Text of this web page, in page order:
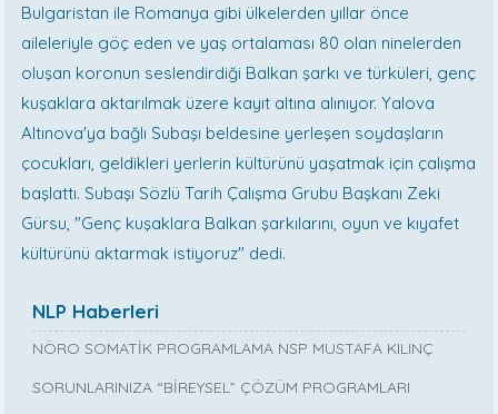
Bulgaristan ile Romanya gibi ülkelerden yıllar önce
aileleriyle göç eden ve yaş ortalaması 80 olan ninelerden
oluşan koronun seslendirdiği Balkan şarkı ve türküleri, genç
kuşaklara aktarılmak üzere kayıt altına alınıyor. Yalova
Altınova'ya bağlı Subaşı beldesine yerleşen soydaşların
çocukları, geldikleri yerlerin kültürünü yaşatmak için çalışma
başlattı. Subaşı Sözlü Tarih Çalışma Grubu Başkanı Zeki
Gürsu, "Genç kuşaklara Balkan şarkılarını, oyun ve kıyafet
kültürünü aktarmak istiyoruz" dedi.
NLP Haberleri
NÖRO SOMATİK PROGRAMLAMA NSP MUSTAFA KILINÇ
SORUNLARINIZA “BİREYSEL” ÇÖZÜM PROGRAMLARI